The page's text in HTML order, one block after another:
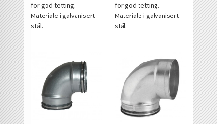
for god tetting.
Materiale i galvanisert
stål.
for god tetting.
Materiale i galvanisert
stål.